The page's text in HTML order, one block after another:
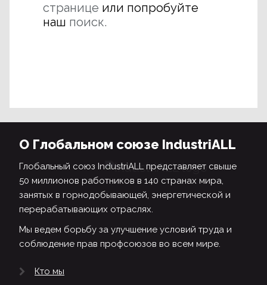
странице или попробуйте
наш поиск.
О Глобальном союзе IndustriALL
Глобальный союз IndustriALL представляет свыше
50 миллионов работников в 140 странах мира,
занятых в горнодобывающей, энергетической и
перерабатывающих отраслях.
Мы ведем борьбу за улучшение условий труда и
соблюдение прав профсоюзов во всем мире.
Кто мы